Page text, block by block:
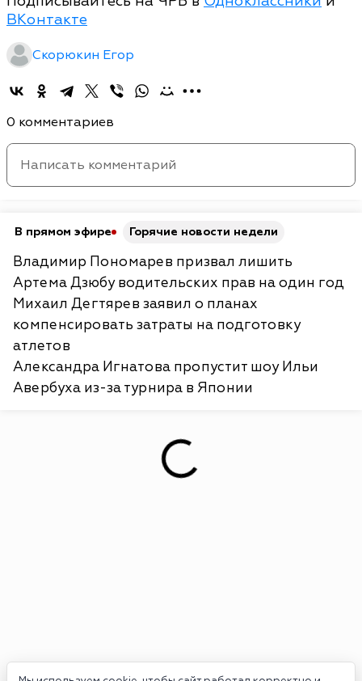
ВКонтакте
Скорюкин Егор
0 комментариев
В прямом эфире Горячие новости недели
Владимир Пономарев призвал лишить
Артема Дзюбу водительских прав на один год
Михаил Дегтярев заявил о планах
компенсировать затраты на подготовку
атлетов
Александра Игнатова пропустит шоу Ильи
Авербуха из-за турнира в Японии